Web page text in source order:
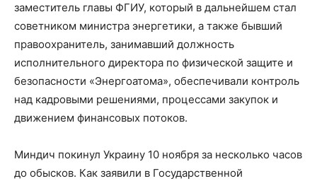
заместитель главы ФГИУ, который в дальнейшем стал
советником министра энергетики, а также бывший
правоохранитель, занимавший должность
исполнительного директора по физической защите и
безопасности «Энергоатома», обеспечивали контроль
над кадровыми решениями, процессами закупок и
движением финансовых потоков.
Миндич покинул Украину 10 ноября за несколько часов
до обысков. Как заявили в Государственной